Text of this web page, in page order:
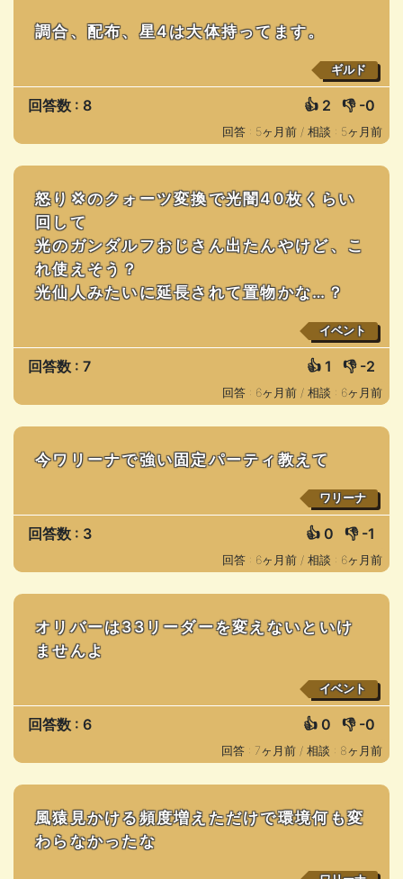
調合、配布、星4は大体持ってます。
ギルド
回答数 : 8 👍 2 👎 -0
回答 : 5ヶ月前 / 相談 : 5ヶ月前
怒り💢のクォーツ変換で光闇40枚くらい
回して
光のガンダルフおじさん出たんやけど、こ
れ使えそう？
光仙人みたいに延長されて置物かな…？
イベント
回答数 : 7 👍 1 👎 -2
回答 : 6ヶ月前 / 相談 : 6ヶ月前
今ワリーナで強い固定パーティ教えて
ワリーナ
回答数 : 3 👍 0 👎 -1
回答 : 6ヶ月前 / 相談 : 6ヶ月前
オリバーは33リーダーを変えないといけ
ませんよ
イベント
回答数 : 6 👍 0 👎 -0
回答 : 7ヶ月前 / 相談 : 8ヶ月前
風猿見かける頻度増えただけで環境何も変
わらなかったな